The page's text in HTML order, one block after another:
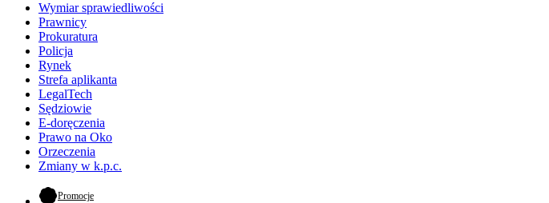
Wymiar sprawiedliwości
Prawnicy
Prokuratura
Policja
Rynek
Strefa aplikanta
LegalTech
Sędziowie
E-doręczenia
Prawo na Oko
Orzeczenia
Zmiany w k.p.c.
Promocje- otwiera się w nowej karcie